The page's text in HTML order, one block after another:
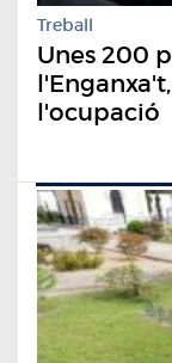
Treball
Unes 200
l'ocupació